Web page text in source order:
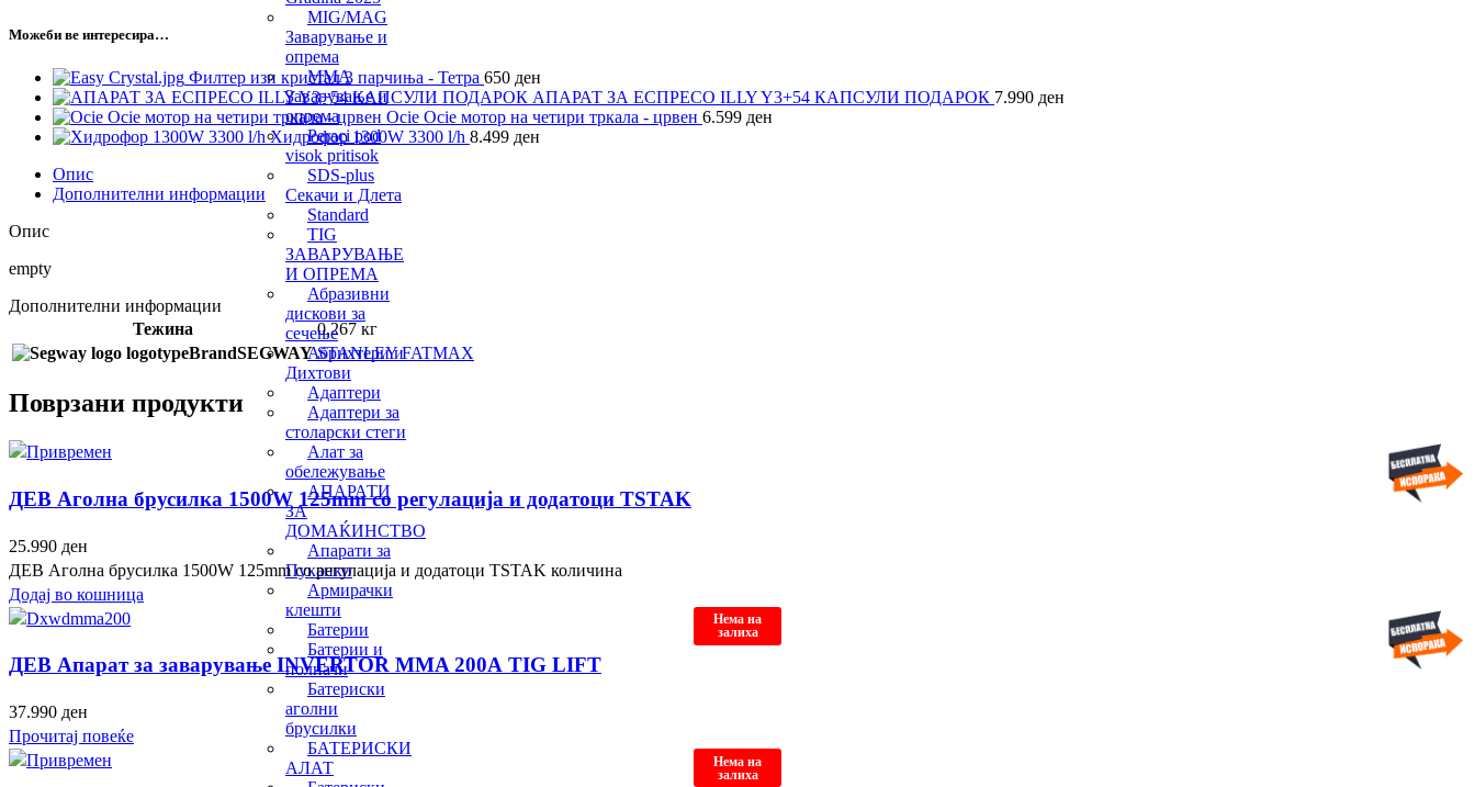
MIG/MAG
Заварување и
опрема
MMA
Заварување и
опрема
Peraci pod
visok pritisok
SDS-plus
Секачи и Длета
Standard
TIG
ЗАВАРУВАЊЕ
И ОПРЕМА
Абразивни
дискови за
сечење
Абрихтери и
Дихтови
Адаптери
Адаптери за
столарски стеги
Алат за
обележување
АПАРАТИ
ЗА
ДОМАЌИНСТВО
Апарати за
Пуканки
Армирачки
клешти
Батерии
Батерии и
полначи
Батериски
аголни
брусилки
БАТЕРИСКИ
АЛАТ
Можеби ве интересира…
Филтер изи кристал 3 парчиња - Тетра 650 ден
АПАРАТ ЗА ЕСПРЕСО ILLY Y3+54 КАПСУЛИ ПОДАРОК 7.990 ден
Ocie Ocie мотор на четири тркала - црвен 6.599 ден
Хидрофор 1300W 3300 l/h 8.499 ден
Опис
Дополнителни информации
Опис
empty
Дополнителни информации
Тежина
0,267 кг
BrandSEGWAY STANLEY FATMAX
Поврзани продукти
ДЕВ Аголна брусилка 1500W 125mm со регулација и додатоци TSTAK
25.990 ден
ДЕВ Аголна брусилка 1500W 125mm со регулација и додатоци TSTAK количина
Додај во кошница
Нема на
залиха
ДЕВ Апарат за заварување INVERTOR MMA 200А TIG LIFT
37.990 ден
Прочитај повеќе
Нема на
залиха